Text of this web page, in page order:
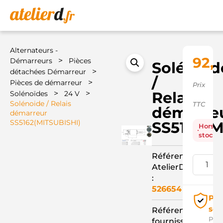
Alternateurs -
Démarreurs
>
Pièces
détachées Démarreur
>
Pièces de démarreur >
Solénoïdes > 24 V >
Solénoide / Relais
démarreur
SS5162(MITSUBISHI)
/
Relais
Référence
AtelierD
:
526654
Référence
Prix
TTC
Hors
stock